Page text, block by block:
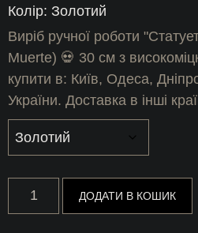
Колір: Золотий
Виріб ручної роботи
Muerte) 💀 30 см з
купити в: Київ, Одеса,
України. Доставка в інші
Статуетка
Смерть
(Santa
ДОДАТИ В КОШИК